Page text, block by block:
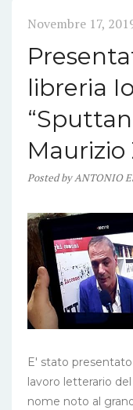
Novembre 17,
libreria
PostedbyANTONIO
E' stato
lavoro letterario
nome noto al